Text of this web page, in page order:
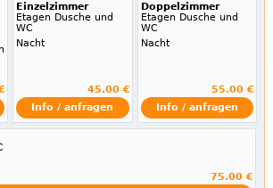
Einzelzimmer
Etagen Dusche und
WC
Nacht
45.00 €
Info / anfragen
Doppelzimmer
Etagen Dusche und
WC
Nacht
55.00 €
Info / anfragen
75.00 €